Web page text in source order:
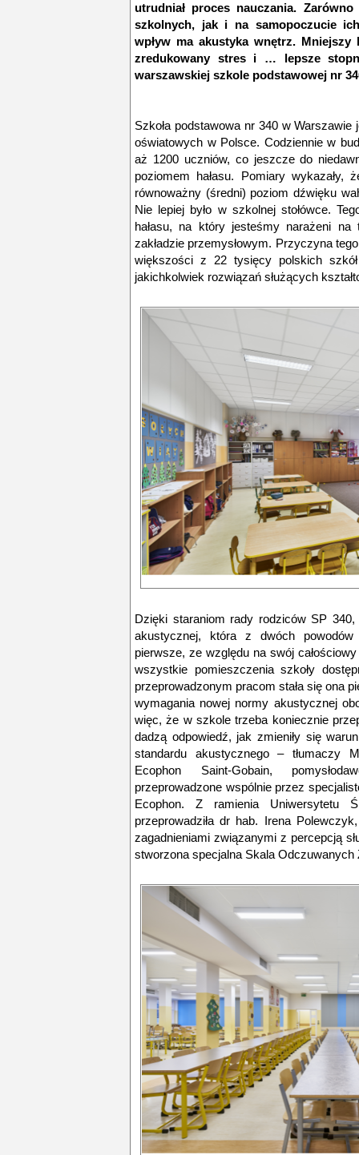
utrudniał proces nauczania.
szkolnych, jak i na samopoczucie
wpływ ma akustyka wnętrz. Mniejszy
zredukowany stres i … lepsze
warszawskiej szkole podstawowej nr
Szkoła podstawowa nr 340 w
oświatowych w Polsce. Codziennie w
aż 1200 uczniów, co jeszcze do
poziomem hałasu. Pomiary
równoważny (średni) poziom dźwięku
Nie lepiej było w szkolnej stołówce.
hałasu, na który jesteśmy narażeni na
zakładzie przemysłowym. Przyczyna
większości z 22 tysięcy polskich
jakichkolwiek rozwiązań służących
Dzięki staraniom rady rodziców SP 340,
akustycznej, która z dwóch
pierwsze, ze względu na swój
wszystkie pomieszczenia szkoły
przeprowadzonym pracom stała się ona
wymagania nowej normy akustycznej
więc, że w szkole trzeba koniecznie
dadzą odpowiedź, jak zmieniły się
standardu akustycznego– tłumaczy
Ecophon Saint-Gobain,
przeprowadzone wspólnie przez
Ecophon. Z ramienia Uniwersytetu
przeprowadziła dr hab. Irena
zagadnieniami związanymi z percepcją
stworzona specjalna Skala